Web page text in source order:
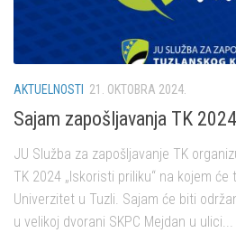
AKTUELNOSTI 21. OKTOBRA 2024.
Sajam zapošljavanja TK
JU Služba za zapošljavanje TK
TK 2024 „Iskoristi priliku“ na kojem
Univerzitet u Tuzli. Sajam će biti
u velikoj dvorani SKPC Mejdan u ulici...